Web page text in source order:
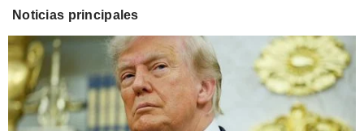
Noticias principales